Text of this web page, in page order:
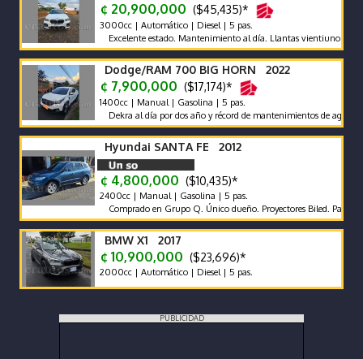
¢ 20,900,000 ($45,435)*
3000cc | Automático | Diesel | 5 pas.
Excelente estado. Mantenimiento al día. Llantas vientiuno doble
Dodge/RAM 700 BIG HORN 2022
¢ 7,900,000 ($17,174)*
1400cc | Manual | Gasolina | 5 pas.
Dekra al día por dos año y récord de mantenimientos de agencia s.
Hyundai SANTA FE 2012
¢ 4,800,000 ($10,435)*
2400cc | Manual | Gasolina | 5 pas.
Comprado en Grupo Q. Único dueño. Proyectores Biled. Pantalla
BMW X1 2017
¢ 10,900,000 ($23,696)*
2000cc | Automático | Diesel | 5 pas.
PUBLICIDAD